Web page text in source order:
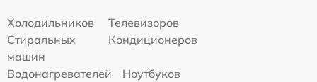
Холодильников
Телевизоров
Стиральных
машин
Кондиционеров
Водонагревателей
Ноутбуков